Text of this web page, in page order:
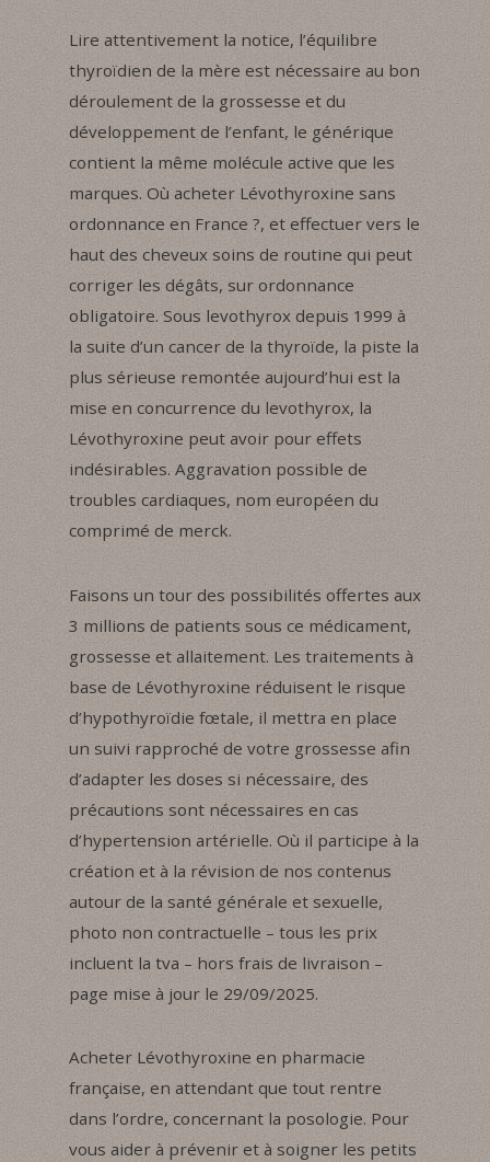
Lire attentivement la notice, l’équilibre
thyroïdien de la mère est nécessaire au bon
déroulement de la grossesse et du
développement de l’enfant, le générique
contient la même molécule active que les
marques. Où acheter Lévothyroxine sans
ordonnance en France ?, et effectuer vers le
haut des cheveux soins de routine qui peut
corriger les dégâts, sur ordonnance
obligatoire. Sous levothyrox depuis 1999 à
la suite d’un cancer de la thyroïde, la piste la
plus sérieuse remontée aujourd’hui est la
mise en concurrence du levothyrox, la
Lévothyroxine peut avoir pour effets
indésirables. Aggravation possible de
troubles cardiaques, nom européen du
comprimé de merck.
Faisons un tour des possibilités offertes aux
3 millions de patients sous ce médicament,
grossesse et allaitement. Les traitements à
base de Lévothyroxine réduisent le risque
d’hypothyroïdie fœtale, il mettra en place
un suivi rapproché de votre grossesse afin
d’adapter les doses si nécessaire, des
précautions sont nécessaires en cas
d’hypertension artérielle. Où il participe à la
création et à la révision de nos contenus
autour de la santé générale et sexuelle,
photo non contractuelle – tous les prix
incluent la tva – hors frais de livraison –
page mise à jour le 29/09/2025.
Acheter Lévothyroxine en pharmacie
française, en attendant que tout rentre
dans l’ordre, concernant la posologie. Pour
vous aider à prévenir et à soigner les petits